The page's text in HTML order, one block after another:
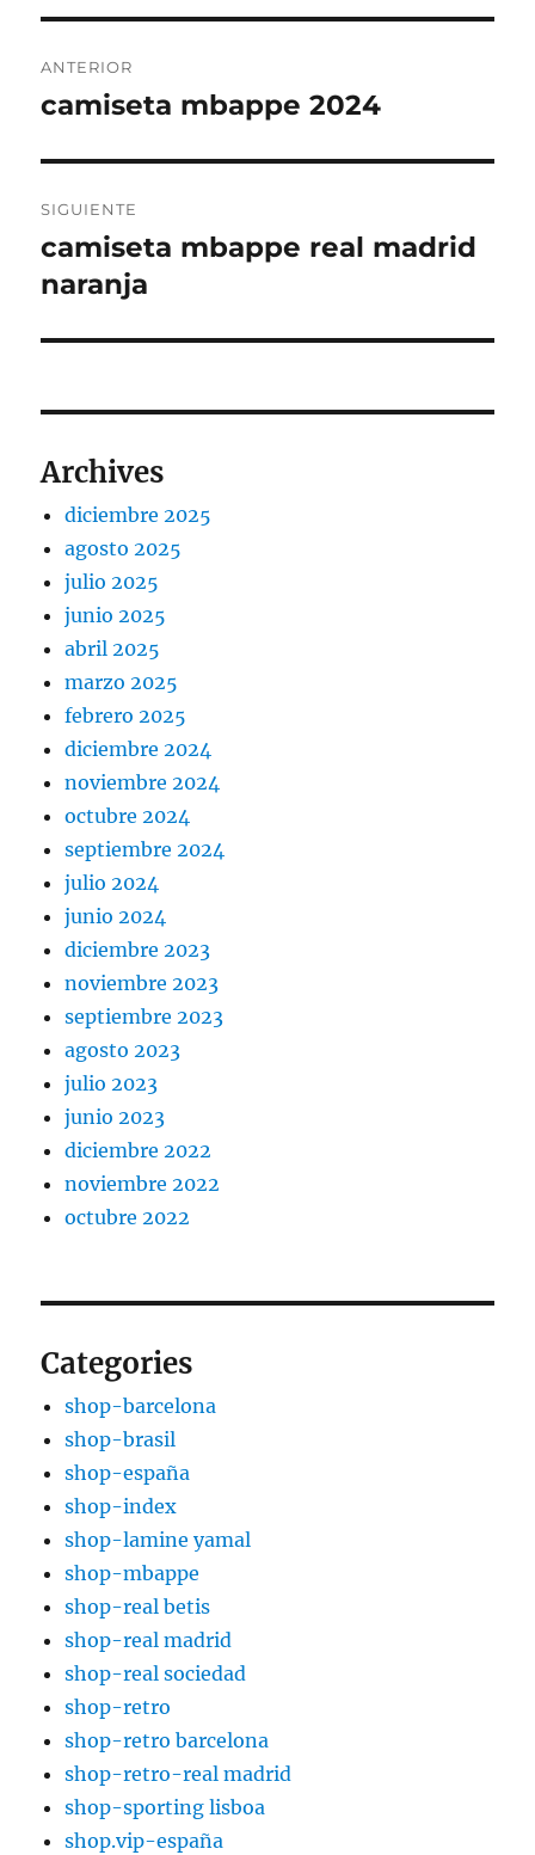
de
ANTERIOR
Entrada
camiseta mbappe 2024
SIGUIENTE
Entrada
siguiente:
camiseta mbappe real madrid
naranja
Archives
diciembre 2025
agosto 2025
julio 2025
junio 2025
abril 2025
marzo 2025
febrero 2025
diciembre 2024
noviembre 2024
octubre 2024
septiembre 2024
julio 2024
junio 2024
diciembre 2023
noviembre 2023
septiembre 2023
agosto 2023
julio 2023
junio 2023
diciembre 2022
noviembre 2022
octubre 2022
Categories
shop-barcelona
shop-brasil
shop-españa
shop-index
shop-lamine yamal
shop-mbappe
shop-real betis
shop-real madrid
shop-real sociedad
shop-retro
shop-retro barcelona
shop-retro-real madrid
shop-sporting lisboa
shop.vip-españa